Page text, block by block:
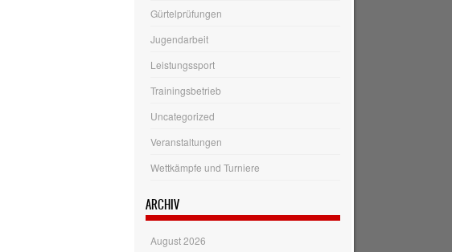
Gürtelprüfungen
Jugendarbeit
Leistungssport
Trainingsbetrieb
Uncategorized
Veranstaltungen
Wettkämpfe und Turniere
ARCHIV
August 2026